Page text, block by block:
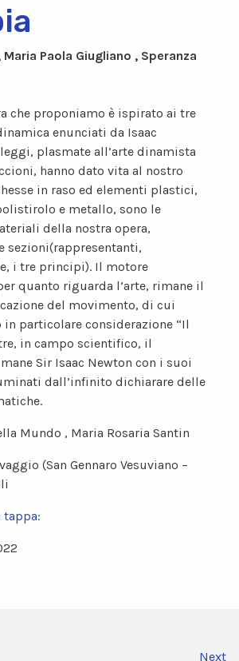
Paola Giugliano , Speranza
che proponiamo è ispirato ai tre
enunciati da Isaac
plasmate all’arte dinamista
hanno dato vita al nostro
in raso ed elementi plastici,
e metallo, sono le
della nostra opera,
sezioni(rappresentanti,
i tre principi). Il motore
quanto riguarda l’arte, rimane il
del movimento, di cui
particolare considerazione “Il
in campo scientifico, il
Sir Isaac Newton con i suoi
dall’infinito dichiarare delle
Mundo , Maria Rosaria Santin
(San Gennaro Vesuviano –
tappa:
Next